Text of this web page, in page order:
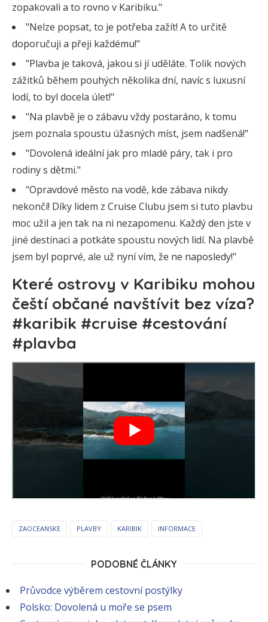
zopakovali a to rovno v Karibiku."
"Nelze popsat, to je potřeba zažít! A to určitě
doporučuji a přeji každému!"
"Plavba je taková, jakou si jí uděláte. Tolik nových
zážitků během pouhých několika dní, navíc s luxusní
lodí, to byl docela úlet!"
"Na plavbě je o zábavu vždy postaráno, k tomu
jsem poznala spoustu úžasných míst, jsem nadšená!"
"Dovolená ideální jak pro mladé páry, tak i pro
rodiny s dětmi."
"Opravdové město na vodě, kde zábava nikdy
nekončí! Díky lidem z Cruise Clubu jsem si tuto plavbu
moc užil a jen tak na ni nezapomenu. Každý den jste v
jiné destinaci a potkáte spoustu nových lidí. Na plavbě
jsem byl poprvé, ale už nyní vím, že ne naposledy!"
Které ostrovy v Karibiku mohou
čeští občané navštívit bez víza?
#karibik #cruise #cestování
#plavba
ZAOCEANSKE PLAVBY KARIBIK INFORMACE
PODOBNÉ ČLÁNKY
Průvodce výběrem cestovní postýlky
Polsko: Dovolená u moře se psem